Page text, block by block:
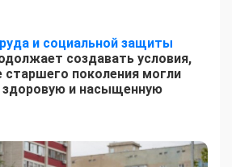
и социальной защиты
создавать условия,
поколения могли
здоровую и насыщенную